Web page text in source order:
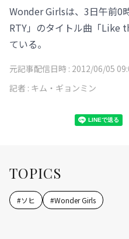
Wonder Girlsは、3日午前0
RTY」のタイトル曲「Like
ている。
元記事配信日時 : 2012/06/05
記者 : キム・ギョンミン
TOPICS
#ソヒ #Wonder Girls